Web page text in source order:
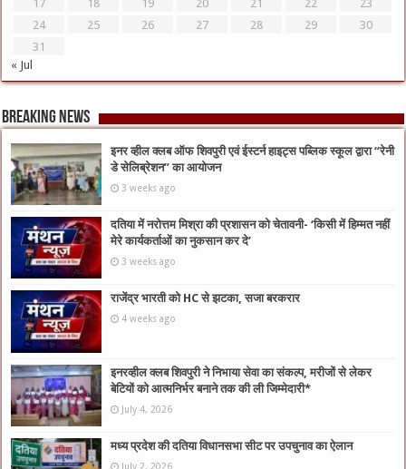
17
18 19 20 21 22
23
24
25 26 27 28 29
30
31
« Jul
Breaking News
इनर व्हील क्लब ऑफ शिवपुरी एवं ईस्टर्न हाइट्स पब्लिक स्कूल द्वारा “रेनी
डे सेलिब्रेशन” का आयोजन
3 weeks ago
दतिया में नरोत्तम मिश्रा की प्रशासन को चेतावनी- ‘किसी में हिम्मत नहीं
मेरे कार्यकर्ताओं का नुकसान कर दे’
3 weeks ago
राजेंद्र भारती को HC से झटका, सजा बरकरार
4 weeks ago
इनरव्हील क्लब शिवपुरी ने निभाया सेवा का संकल्प, मरीजों से लेकर
बेटियों को आत्मनिर्भर बनाने तक की ली जिम्मेदारी*
July 4, 2026
मध्य प्रदेश की दतिया विधानसभा सीट पर उपचुनाव का ऐलान
July 2, 2026